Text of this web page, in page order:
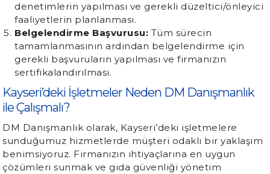
denetimlerin yapılması ve gerekli düzeltici/önleyici
faaliyetlerin planlanması.
Belgelendirme Başvurusu: Tüm sürecin
tamamlanmasının ardından belgelendirme için
gerekli başvuruların yapılması ve firmanızın
sertifikalandırılması.
Kayseri’deki İşletmeler Neden DM Danışmanlık
ile Çalışmalı?
DM Danışmanlık olarak, Kayseri’deki işletmelere
sunduğumuz hizmetlerde müşteri odaklı bir yaklaşım
benimsiyoruz. Firmanızın ihtiyaçlarına en uygun
çözümleri sunmak ve gıda güvenliği yönetim